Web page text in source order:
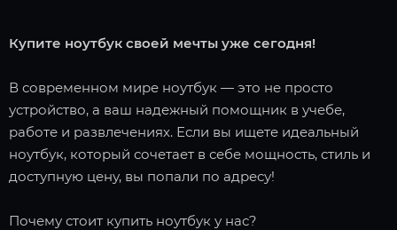
Купите ноутбук своей мечты уже сегодня!
В современном мире ноутбук — это не просто
устройство, а ваш надежный помощник в учебе,
работе и развлечениях. Если вы ищете идеальный
ноутбук, который сочетает в себе мощность, стиль и
доступную цену, вы попали по адресу!
Почему стоит купить ноутбук у нас?